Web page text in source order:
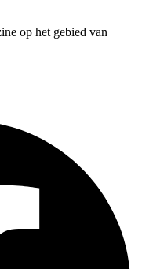
op het gebied van